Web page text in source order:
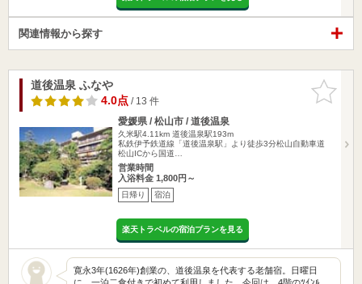
関連情報から探す
お気に入
りに追加
道後温泉 ふなや
4.0点/ 13 件
愛媛県 / 松山市 / 道後温泉
久米駅4.11km 道後温泉駅193m
私鉄伊予鉄道線「道後温泉駅」より徒歩3分松山自動車道
松山ICから国道…
営業時間
入浴料金 1,800円～
日帰り 宿泊
楽天トラベルの宿泊プランを見る
寛永3年(1626年)創業の、道後温泉を代表する老舗宿。日曜日